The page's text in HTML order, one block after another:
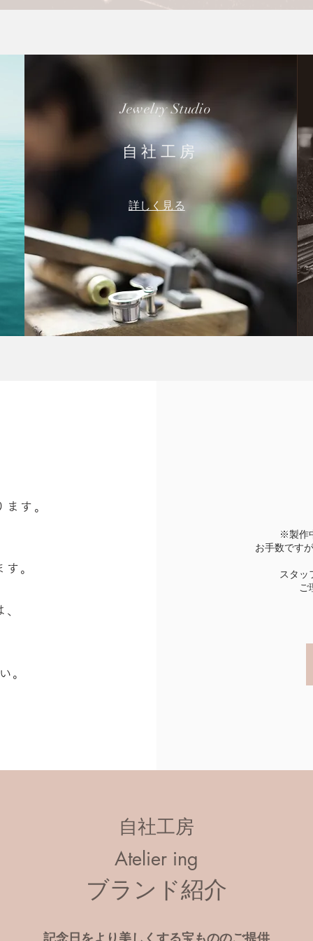
Jewelry Studio
自社工房
詳しく見る
す。
。
。
※製作
お手数です
スタッ
ご
自社工房
Atelier ing
ブランド紹介
記念日をより美しくする宝もののご提供